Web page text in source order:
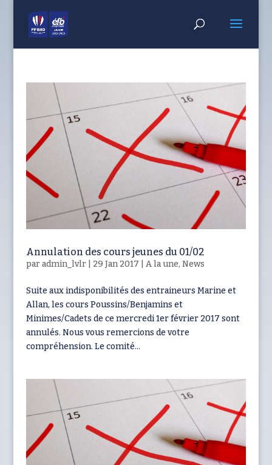
Annulation des cours jeunes du 01/02
paradmin_lvlr| 29 Jan 2017 A la une, News
Suite aux indisponibilités des entraineurs Marine et
Allan, les cours Poussins/Benjamins et
Minimes/Cadets de ce mercredi 1er février 2017 sont
annulés. Nous vous remercions de votre
compréhension. Le comité...